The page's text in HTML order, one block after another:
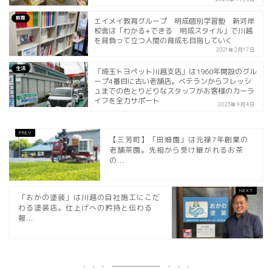
教育
エイメイ教育グループ 明成個別学習塾 新河岸
校舎は「わかる+できる 明成スタイル」で川越
を背負って立つ人間の育成も目指していく
2021年2月17日
生活
「埼玉トヨペット川越支店」は1960年開設のグル
ープ4番目に古い老舗店。ベテランからフレッシ
ュまでの色とりどりなスタッフがお客様のカーラ
イフを全力サポート
2023年9月4日
【三芳町】「田畑園」は元禄7年創業の
老舗茶園。先祖から受け継がれるお茶
の...
「おかの塗装」は川越の自社施工にこだ
わる塗装店。仕上げへの矜持と伝わる
報...